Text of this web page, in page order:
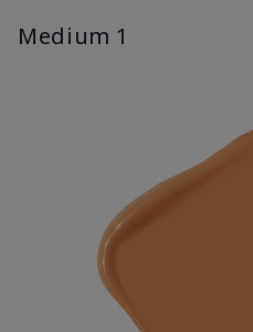
Medium 1